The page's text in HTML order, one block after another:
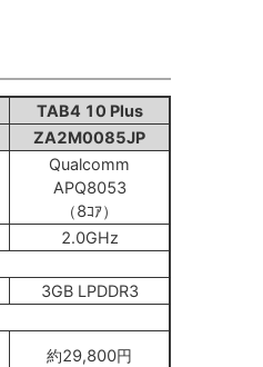
TAB4 10 Plus
ZA2M0085JP
Qualcomm
APQ8053
（8ｺｱ）
2.0GHz
3GB LPDDR3
約29,800円